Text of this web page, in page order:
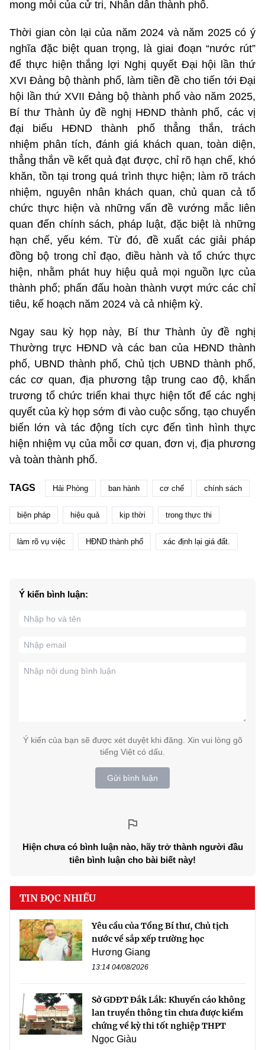
mong mỏi của cử tri, Nhân dân thành phố.
Thời gian còn lại của năm 2024 và năm 2025 có ý
nghĩa đặc biệt quan trọng, là giai đoạn “nước rút”
để thực hiện thắng lợi Nghị quyết Đại hội lần thứ
XVI Đảng bộ thành phố, làm tiền đề cho tiến tới Đại
hội lần thứ XVII Đảng bộ thành phố vào năm 2025,
Bí thư Thành ủy đề nghị HĐND thành phố, các vị
đại biểu HĐND thành phố thẳng thắn, trách
nhiệm phân tích, đánh giá khách quan, toàn diện,
thẳng thắn về kết quả đạt được, chỉ rõ hạn chế, khó
khăn, tồn tại trong quá trình thực hiện; làm rõ trách
nhiệm, nguyên nhân khách quan, chủ quan cả tổ
chức thực hiện và những vấn đề vướng mắc liên
quan đến chính sách, pháp luật, đặc biệt là những
hạn chế, yếu kém. Từ đó, đề xuất các giải pháp
đồng bộ trong chỉ đạo, điều hành và tổ chức thực
hiện, nhằm phát huy hiệu quả mọi nguồn lực của
thành phố; phấn đấu hoàn thành vượt mức các chỉ
tiêu, kế hoạch năm 2024 và cả nhiệm kỳ.
Ngay sau kỳ họp này, Bí thư Thành ủy đề nghị
Thường trực HĐND và các ban của HĐND thành
phố, UBND thành phố, Chủ tịch UBND thành phố,
các cơ quan, địa phương tập trung cao độ, khẩn
trương tổ chức triển khai thực hiện tốt để các nghị
quyết của kỳ họp sớm đi vào cuộc sống, tạo chuyển
biến lớn và tác động tích cực đến tình hình thực
hiện nhiệm vụ của mỗi cơ quan, đơn vị, địa phương
và toàn thành phố.
TAGS Hải Phòng ban hành cơ chế chính sách
biện pháp hiệu quả kịp thời trong thực thi
làm rõ vụ việc HĐND thành phố xác định lại giá đất.
Ý kiến bình luận:
Ý kiến của bạn sẽ được xét duyệt khi đăng. Xin vui lòng gõ
tiếng Việt có dấu.
Gửi bình luận
Hiện chưa có bình luận nào, hãy trở thành người đầu
tiên bình luận cho bài biết này!
TIN ĐỌC NHIỀU
Yêu cầu của Tổng Bí thư, Chủ tịch
nước về sắp xếp trường học
Hương Giang
13:14 04/08/2026
Sở GDĐT Đắk Lắk: Khuyến cáo không
lan truyền thông tin chưa được kiểm
chứng về kỳ thi tốt nghiệp THPT
Ngọc Giàu